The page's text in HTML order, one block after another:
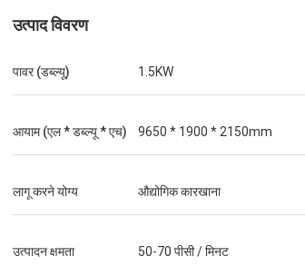
भी बहुत तेज है, बहुत सारी मशीनों का चयन करें, इसे देखें,
बहुत संतुष्ट हैं, पैकेजिंग बहुत कठिन है, सख्त है, विक्रेताओं
तेज है, भौतिक और विक्रेता का विवरण एक-से-एक,
उत्पाद विवरण
पावर (डब्ल्यू) 1.5KW
आयाम (एल * डब्ल्यू * एच) 9650 * 1900 * 2150mm
लागू करने योग्य औद्योगिक कारखाना
उत्पादन क्षमता 50-70 पीसी / मिनट